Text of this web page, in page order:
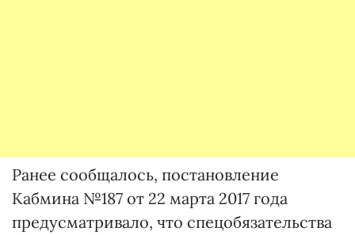
Ранее сообщалось, постановление
Кабмина №187 от 22 марта 2017 года
предусматривало, что спецобязательства